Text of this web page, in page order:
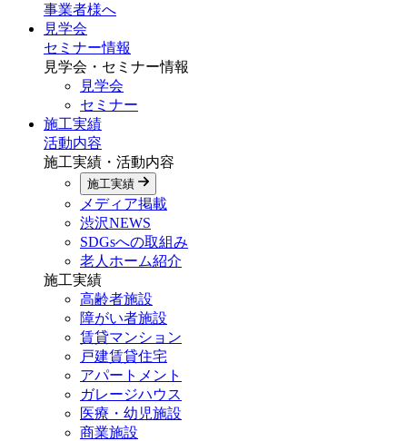
事業者様へ
見学会
セミナー情報
見学会・セミナー情報
見学会
セミナー
施工実績
活動内容
施工実績・活動内容
施工実績
メディア掲載
渋沢NEWS
SDGsへの取組み
老人ホーム紹介
施工実績
高齢者施設
障がい者施設
賃貸マンション
戸建賃貸住宅
アパートメント
ガレージハウス
医療・幼児施設
商業施設